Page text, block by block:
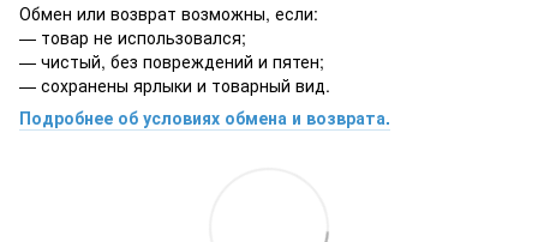
Обмен или возврат возможны, если:
— товар не использовался;
— чистый, без повреждений и пятен;
— сохранены ярлыки и товарный вид.
Подробнее об условиях обмена и возврата.